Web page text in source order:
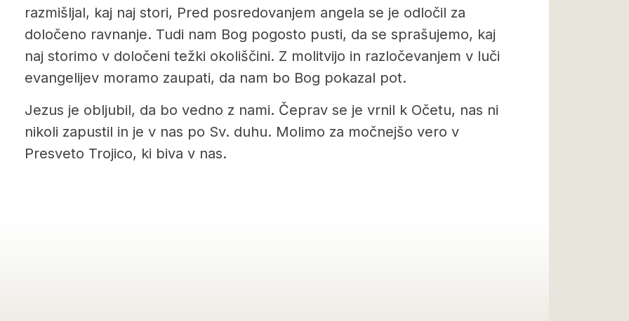
razmišljal, kaj naj stori, Pred posredovanjem angela se je odločil za
določeno ravnanje. Tudi nam Bog pogosto pusti, da se sprašujemo, kaj
naj storimo v določeni težki okoliščini. Z molitvijo in razločevanjem v luči
evangelijev moramo zaupati, da nam bo Bog pokazal pot.
Jezus je obljubil, da bo vedno z nami. Čeprav se je vrnil k Očetu, nas ni
nikoli zapustil in je v nas po Sv. duhu. Molimo za močnejšo vero v
Presveto Trojico, ki biva v nas.